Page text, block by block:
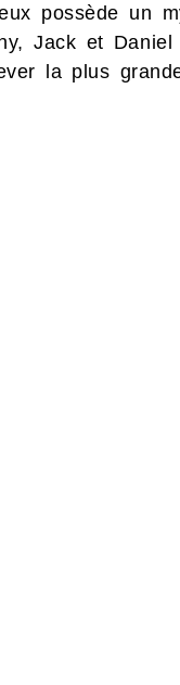
possède un
Jack et
la plus